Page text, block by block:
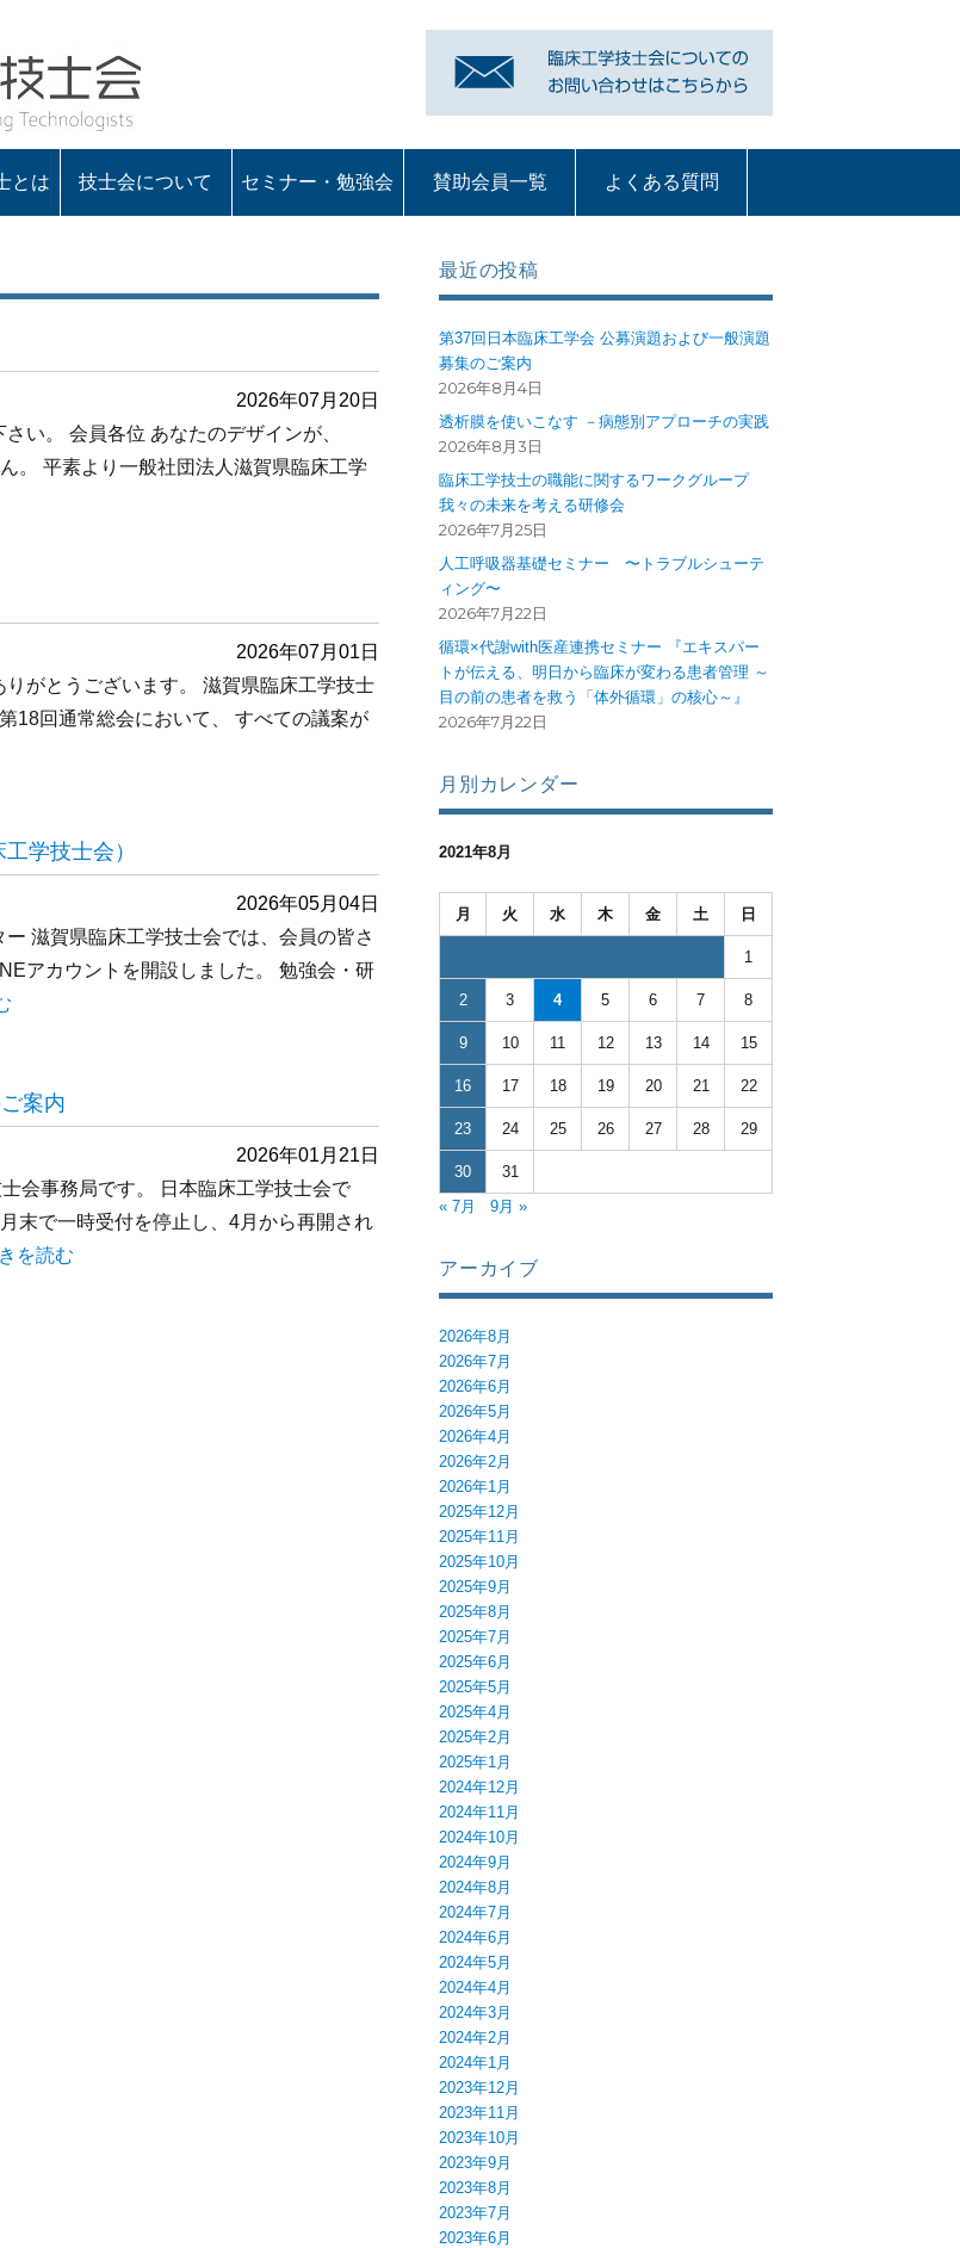
とは 技士会について セミナー・勉強会 賛助会員一覧 よくある質問
2026年07月20日
い。 会員各位 あなたのデザインが、
。 平素より一般社団法人滋賀県臨床工学
内” の
2026年07月01日
がとうございます。 滋賀県臨床工学技士
18回通常総会において、 すべての議案が
案可決・承認のお知らせ” の
学技士会）
2026年05月04日
滋賀県臨床工学技士会では、会員の皆さ
アカウントを開設しました。 勉強会・研
カウント開設のお知らせ(滋賀県臨床工学技士会）” の
案内
2026年01月21日
会事務局です。 日本臨床工学技士会で
末で一時受付を停止し、4月から再開され
本臨床工学技士会 新規入会受付の一時停止のご案内” の
を読む
最近の投稿
第37回日本臨床工学会 公募演題および一般演題
募集のご案内
2026年8月4日
透析膜を使いこなす －病態別アプローチの実践
2026年8月3日
臨床工学技士の職能に関するワークグループ
我々の未来を考える研修会
2026年7月25日
人工呼吸器基礎セミナー 〜トラブルシューテ
ィング〜
2026年7月22日
循環×代謝with医産連携セミナー 『エキスパー
トが伝える、明日から臨床が変わる患者管理 ～
目の前の患者を救う「体外循環」の核心～』
2026年7月22日
月別カレンダー
2021年8月
月 火 水 木 金 土 日
1
2 3 4 5 6 7 8
9 10 11 12 13 14 15
16 17 18 19 20 21 22
23 24 25 26 27 28 29
30
31
« 7月
9月 »
アーカイブ
2026年8月
2026年7月
2026年6月
2026年5月
2026年4月
2026年2月
2026年1月
2025年12月
2025年11月
2025年10月
2025年9月
2025年8月
2025年7月
2025年6月
2025年5月
2025年4月
2025年2月
2025年1月
2024年12月
2024年11月
2024年10月
2024年9月
2024年8月
2024年7月
2024年6月
2024年5月
2024年4月
2024年3月
2024年2月
2024年1月
2023年12月
2023年11月
2023年10月
2023年9月
2023年8月
2023年7月
2023年6月